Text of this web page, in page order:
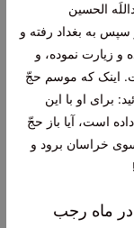
الحسين‌
سپس‌ به‌ بغداد رفته‌ و
و زيارت‌ نموده‌، و
اينک‌ که‌ موسم‌ حجّ
برای او با اين‌
است‌، آيا باز حجّ
سوی خراسان‌ برود و
در ماه رجب